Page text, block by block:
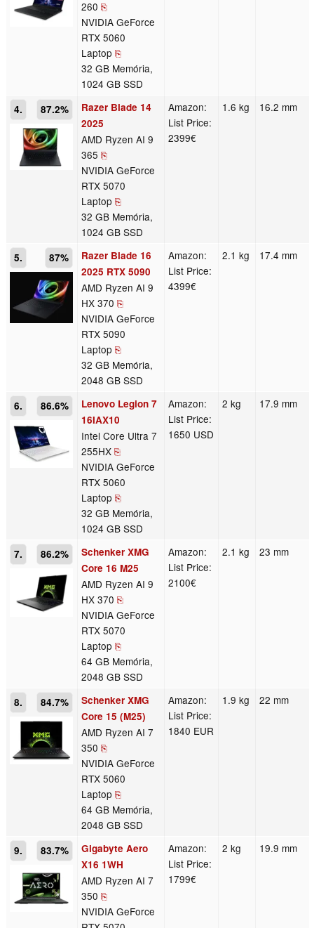
260 ⎘
NVIDIA GeForce
RTX 5060
Laptop ⎘
32 GB Memória,
1024 GB SSD
4. 87.2%
Razer Blade 14
2025
AMD Ryzen AI 9
365 ⎘
NVIDIA GeForce
RTX 5070
Laptop ⎘
32 GB Memória,
1024 GB SSD
Amazon:
List Price:
2399€
1.6 kg 16.2 mm
5. 87%
Razer Blade 16
2025 RTX 5090
AMD Ryzen AI 9
HX 370 ⎘
NVIDIA GeForce
RTX 5090
Laptop ⎘
32 GB Memória,
2048 GB SSD
Amazon:
List Price:
4399€
2.1 kg 17.4 mm
6. 86.6%
Lenovo Legion 7
16IAX10
Intel Core Ultra 7
255HX ⎘
NVIDIA GeForce
RTX 5060
Laptop ⎘
32 GB Memória,
1024 GB SSD
Amazon:
List Price:
1650 USD
2 kg 17.9 mm
7. 86.2%
Schenker XMG
Core 16 M25
AMD Ryzen AI 9
HX 370 ⎘
NVIDIA GeForce
RTX 5070
Laptop ⎘
64 GB Memória,
2048 GB SSD
Amazon:
List Price:
2100€
2.1 kg 23 mm
8. 84.7%
Schenker XMG
Core 15 (M25)
AMD Ryzen AI 7
350 ⎘
NVIDIA GeForce
RTX 5060
Laptop ⎘
64 GB Memória,
2048 GB SSD
Amazon:
List Price:
1840 EUR
1.9 kg 22 mm
9. 83.7%
Gigabyte Aero
X16 1WH
AMD Ryzen AI 7
350 ⎘
NVIDIA GeForce
Amazon:
List Price:
1799€
2 kg 19.9 mm